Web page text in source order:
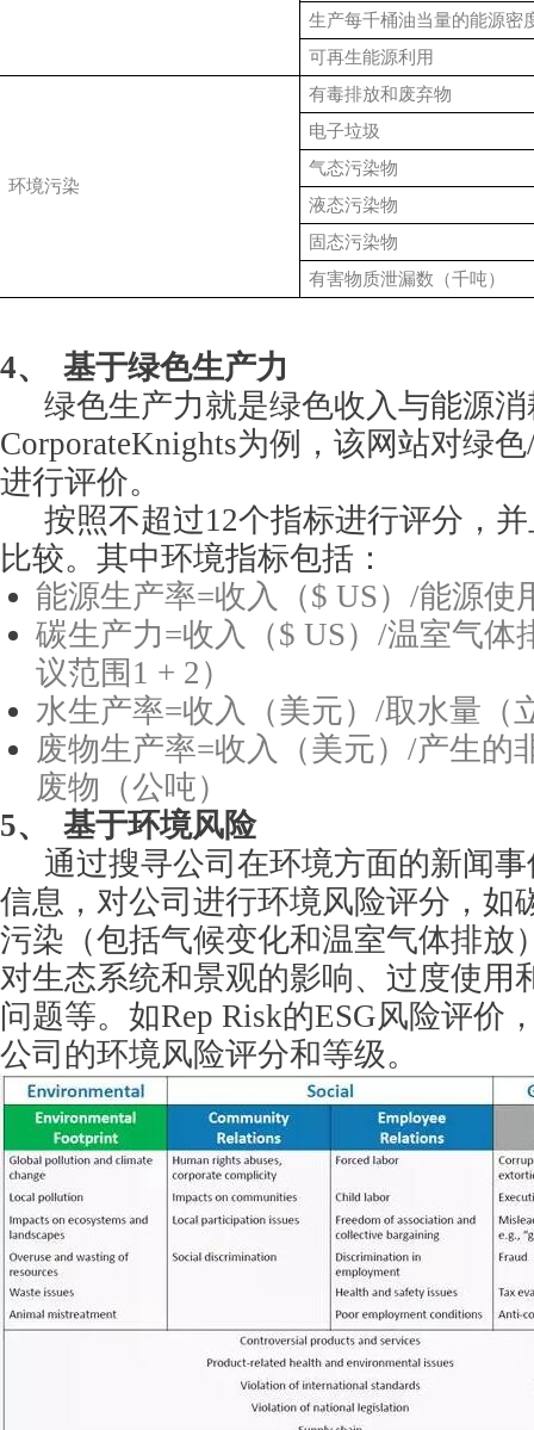
生产每千桶油当量的能源密
可再生能源利用
环境污染
有毒排放和废弃物
电子垃圾
气态污染物
液态污染物
固态污染物
有害物质泄漏数（千吨）
4、
基于绿色生产力
绿色生产力就是绿色收入与能源
CorporateKnights为例，该网站对绿
进行评价。
按照不超过12个指标进行评分，
比较。其中环境指标包括：
能源生产率=收入（$ US）/能源使
碳生产力=收入（$ US）/温室气体
议范围1 + 2）
水生产率=收入（美元）/取水量（
废物生产率=收入（美元）/产生的
废物（公吨）
5、
基于环境风险
通过搜寻公司在环境方面的新闻
信息，对公司进行环境风险评分，如
污染（包括气候变化和温室气体排放
对生态系统和景观的影响、过度使用
问题等。如Rep Risk的ESG风险评价
公司的环境风险评分和等级。